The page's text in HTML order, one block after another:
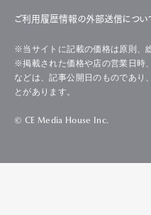
ご利用履歴情報の外部送信につい
※当サイトに記載の価格は原則、
※掲載された価格や店の営業日時
などは、記事公開日のものであり
とがあります。
© CE Media House Inc.